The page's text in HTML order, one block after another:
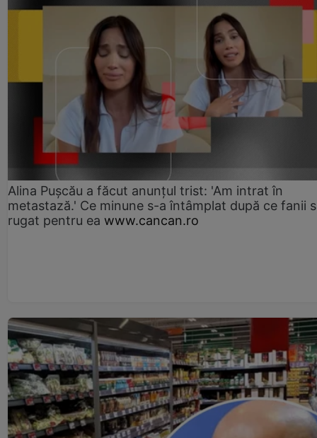
Alina Pușcău a făcut anunțul trist: 'Am intrat în
metastază.' Ce minune s-a întâmplat după ce fanii
rugat pentru ea www.cancan.ro